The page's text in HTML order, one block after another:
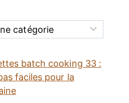
batch cooking 33 :
faciles pour la